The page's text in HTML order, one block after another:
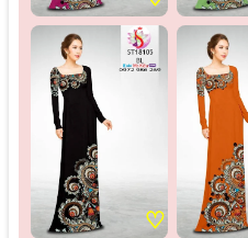
♡